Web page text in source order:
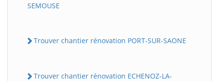
SEMOUSE
Trouver chantier rénovation PORT-SUR-SAONE
Trouver chantier rénovation ECHENOZ-LA-